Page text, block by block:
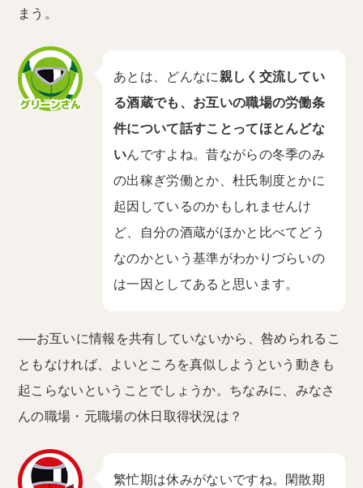
まう。
あとは、どんなに親しく交流してい
る酒蔵でも、お互いの職場の労働条
件について話すことってほとんどな
いんですよね。昔ながらの冬季のみ
の出稼ぎ労働とか、杜氏制度とかに
起因しているのかもしれませんけ
ど、自分の酒蔵がほかと比べてどう
なのかという基準がわかりづらいの
は一因としてあると思います。
──お互いに情報を共有していないから、咎められるこ
ともなければ、よいところを真似しようという動きも
起こらないということでしょうか。ちなみに、みなさ
んの職場・元職場の休日取得状況は？
繁忙期は休みがないですね。閑散期